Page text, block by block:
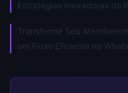
Estratégias Inovadoras de
Transforme Seu
um Fluxo Eficiente no